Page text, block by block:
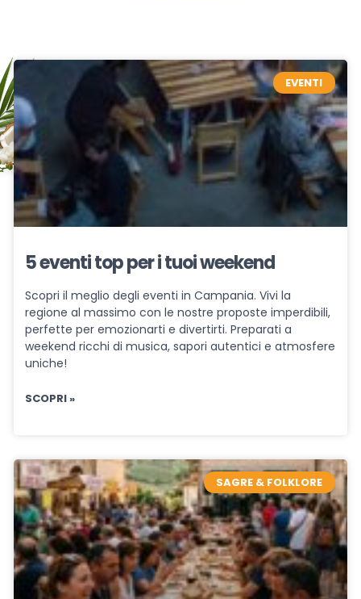
EVENTI
5 eventi top per i tuoi weekend
Scopri il meglio degli eventi in Campania. Vivi la
regione al massimo con le nostre proposte imperdibili,
perfette per emozionarti e divertirti. Preparati a
weekend ricchi di musica, sapori autentici e atmosfere
uniche!
SCOPRI »
SAGRE & FOLKLORE